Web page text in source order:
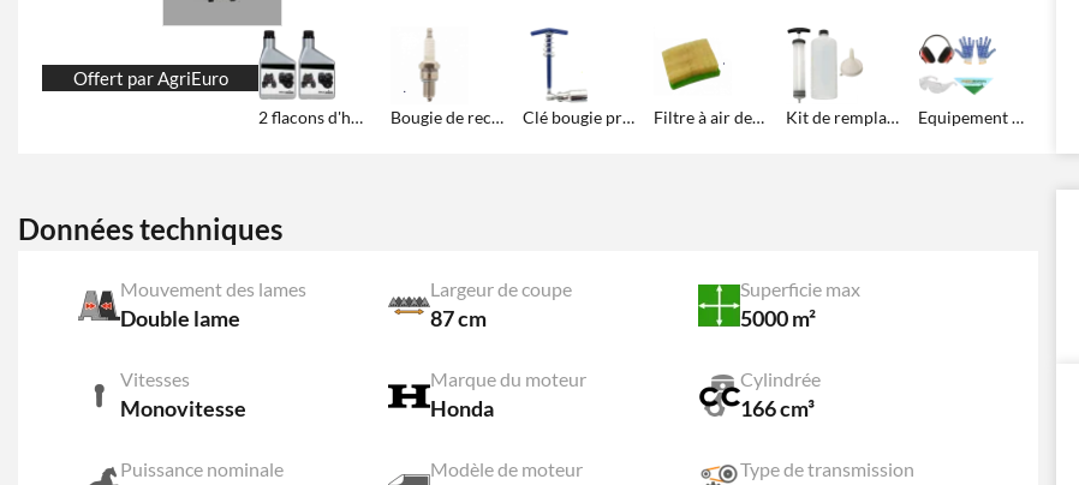
Offert par AgriEuro
2 flacons d'huile de 600 ml Bougie de rechange Clé bougie professionnelle Filtre à air de rechange Kit de remplacement huile moteur Equipement de Protection: Lunettes, gants, casque et bandana Agrieuro !
Données techniques
Mouvement des lames
Double lame
Largeur de coupe
87 cm
Superficie max
5000 m²
Vitesses
Monovitesse
Marque du moteur
Honda
Cylindrée
166 cm³
Puissance nominale Modèle de moteur Type de transmission